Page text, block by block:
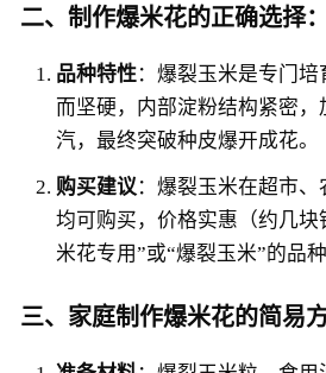
二、制作爆米花的正确选择
品种特性：爆裂玉米是专门
而坚硬，内部淀粉结构紧密
汽，最终突破种皮爆开成花。
购买建议 ：爆裂玉米在超市
均可购买，价格实惠（约几块
米花专用”或“爆裂玉米”的品种
三、家庭制作爆米花的简易